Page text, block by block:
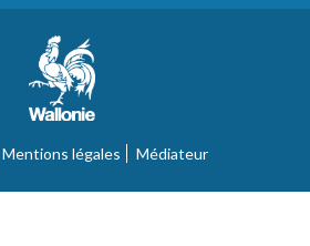
Mentions légales Médiateur